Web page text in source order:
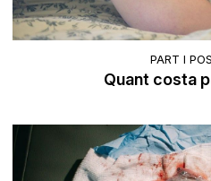
PART I
Quant costa